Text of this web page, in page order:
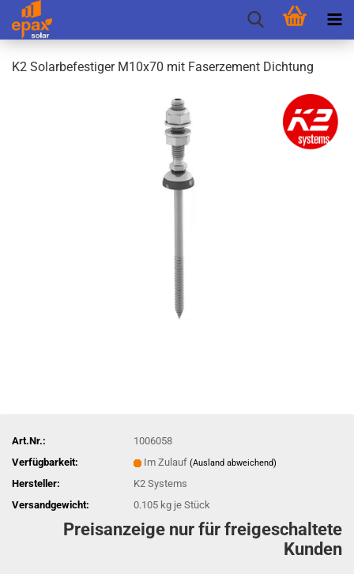
K2 So­lar­be­fes­ti­ger M10x70 mit Fa­ser­ze­ment Dich­tung
Art.Nr.:
1006058
Verfügbarkeit:
Im Zulauf (Ausland abweichend)
Hersteller:
K2 Systems
Versandgewicht:
0.105 kg je Stück
Preisanzeige nur für freigeschaltete
Kunden